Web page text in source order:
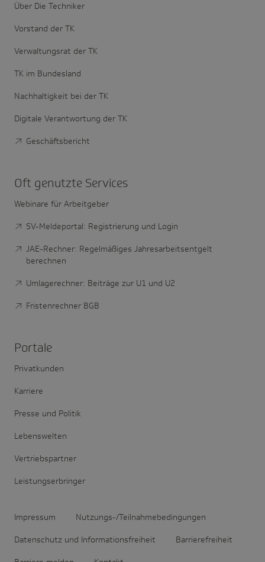
Über Die Techniker
Vorstand der TK
Verwaltungsrat der TK
TK im Bundesland
Nachhaltigkeit bei der TK
Digitale Verantwortung der TK
Geschäftsbericht
Oft genutzte Services
Webinare für Arbeitgeber
SV-Meldeportal: Registrierung und Login
JAE-Rechner: Regelmäßiges Jahresarbeitsentgelt
berechnen
Umlagerechner: Beiträge zur U1 und U2
Fristenrechner BGB
Portale
Privatkunden
Karriere
Presse und Politik
Lebenswelten
Vertriebspartner
Leistungserbringer
Impressum Nutzungs-/Teilnahmebedingungen
Datenschutz und Informationsfreiheit Barrierefreiheit